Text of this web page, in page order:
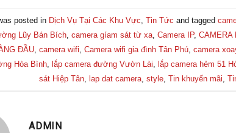
posted in Dịch Vụ Tại Các Khu Vực Tin Tức and tagged
Lũy Bán Bích, camera gíam sát từ xa, Camera IP, CAMERA
ĐẦU camera wifi Camera wifi gia đình Tân Phú camera
Hòa Bình
lắp camera đường Vườn Lài lắp camera hẻm 51
sát Hiệp Tân, lap dat camera, style, Tin khuyến mãi
ADMIN